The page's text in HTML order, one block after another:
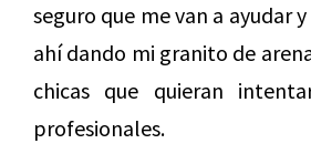
seguro que me van a ayudar
ahí dando mi granito de
chicas que quieran
profesionales.